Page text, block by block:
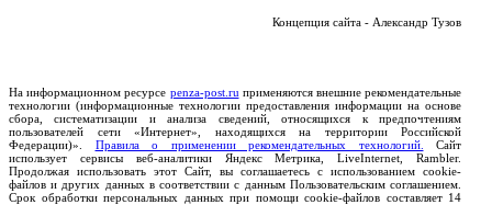
Концепция сайта - Александр Тузов
На информационном ресурсе penza-post.ru применяются внешние рекомендательные
технологии (информационные технологии предоставления информации на основе
сбора, систематизации и анализа сведений, относящихся к предпочтениям
пользователей сети «Интернет», находящихся на территории Российской
Федерации)». Правила о применении рекомендательных технологий.
Сайт
использует сервисы веб-аналитики Яндекс Метрика, LiveInternet, Rambler.
Продолжая использовать этот Сайт, вы соглашаетесь с использованием cookie-
файлов и других данных в соответствии с данным Пользовательским соглашением.
Срок обработки персональных данных при помощи cookie-файлов составляет 14